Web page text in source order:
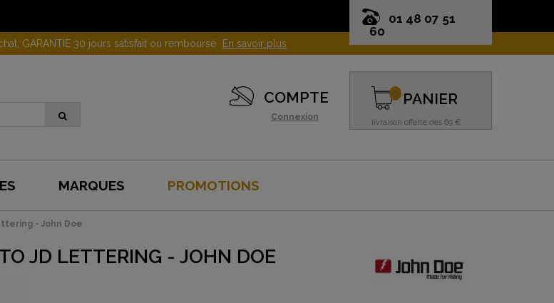
01 48 07 51
60
en parrainant un proche ! En savoir plus
COMPTE
Connexion
PANIER
livraison offerte dès 69 €
0
MARQUES PROMOTIONS
- John Doe
JD LETTERING - JOHN DOE